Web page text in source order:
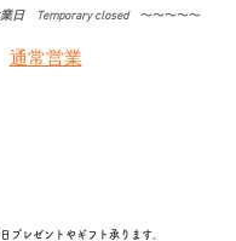
日 Temporary closed〜〜〜〜〜
通常営業
プレゼントやギフト承ります。